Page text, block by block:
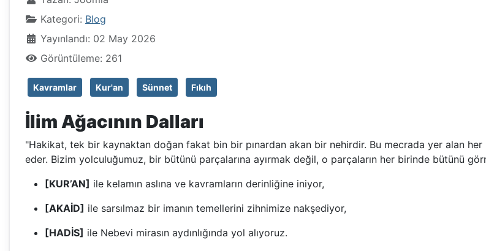
Kategori: Blog
Yayınlandı: 02 May 2026
Görüntüleme: 261
Kavramlar Kur'an Sünnet Fıkıh
İlim Ağacının Dalları
"Hakikat, tek bir kaynaktan doğan fakat bin bir pınardan akan bir nehirdir. Bu mecrada yer alan her
eder. Bizim yolculuğumuz, bir bütünü parçalarına ayırmak değil, o parçaların her birinde bütünü
[KUR’AN] ile kelamın aslına ve kavramların derinliğine iniyor,
[AKAİD] ile sarsılmaz bir imanın temellerini zihnimize nakşediyor,
[HADİS] ile Nebevi mirasın aydınlığında yol alıyoruz.